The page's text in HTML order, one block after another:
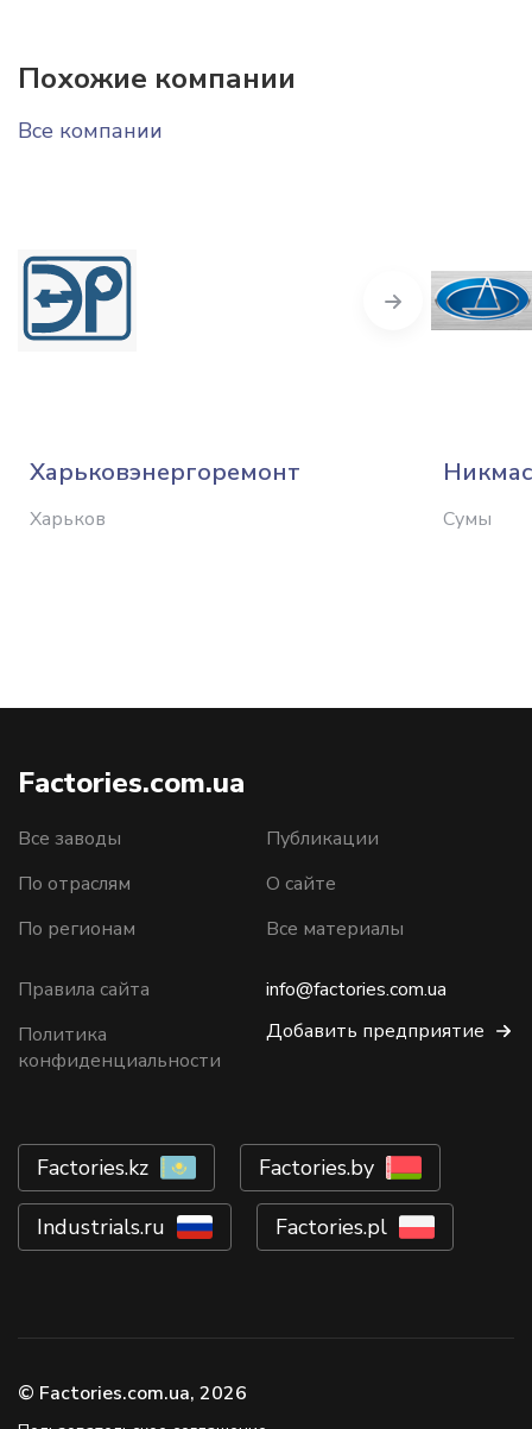
Похожие компании
Все компании
Харьковэнергоремонт
Харьков
Никмас
Сумы
Next
Factories.com.ua
Все заводы
По отраслям
По регионам
Публикации
О сайте
Все материалы
Правила сайта
Политика
конфиденциальности
info@factories.com.ua
Добавить предприятие
Factories.kz Factories.by
Industrials.ru Factories.pl
© Factories.com.ua, 2026